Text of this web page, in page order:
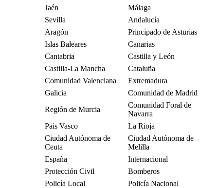
Jaén
Málaga
Sevilla
Andalucía
Aragón
Principado de Asturias
Islas Baleares
Canarias
Cantabria
Castilla y León
Castilla-La Mancha
Cataluña
Comunidad Valenciana
Extremadura
Galicia
Comunidad de Madrid
Región de Murcia
Comunidad Foral de
Navarra
País Vasco
La Rioja
Ciudad Autónoma de
Ceuta
Ciudad Autónoma de
Melilla
España
Internacional
Protección Civil
Bomberos
Policía Local
Policía Nacional